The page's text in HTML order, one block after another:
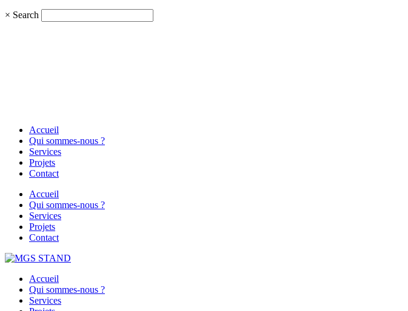
× Search
Accueil
Qui sommes-nous ?
Services
Projets
Contact
Accueil
Qui sommes-nous ?
Services
Projets
Contact
Accueil
Qui sommes-nous ?
Services